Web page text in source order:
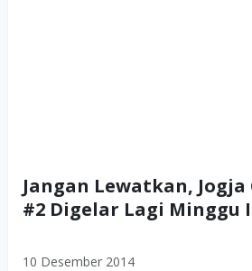
Jangan Lewatkan, Jogja
#2 Digelar Lagi Minggu
10 Desember 2014